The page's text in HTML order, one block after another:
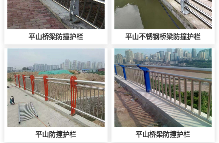
平山桥梁防撞护栏 平山不锈钢桥梁防撞护栏
平山防撞护栏 平山桥梁防撞护栏